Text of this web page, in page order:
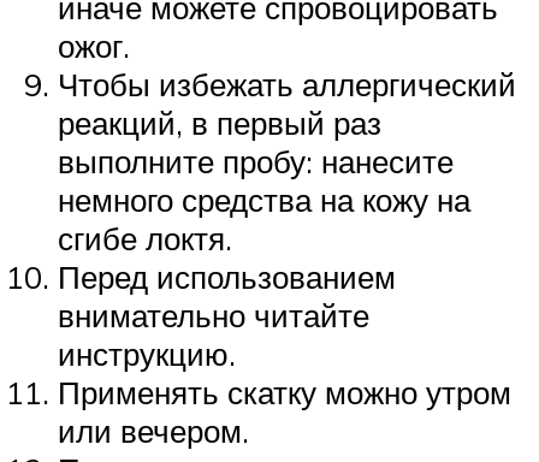
ожог.
Чтобы избежать аллергический
реакций, в первый раз
выполните пробу: нанесите
немного средства на кожу на
сгибе локтя.
Перед использованием
внимательно читайте
инструкцию.
Применять скатку можно утром
или вечером.